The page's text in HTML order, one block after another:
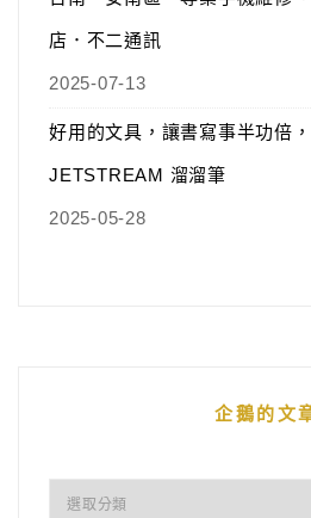
店．不二通訊
2025-07-13
好用的文具，讓書寫事半功倍
JETSTREAM 溜溜筆
2025-05-28
企鵝的文